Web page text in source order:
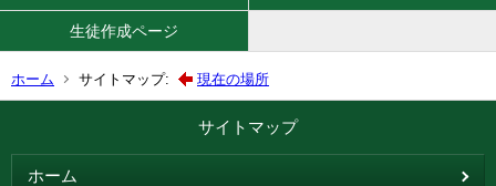
生徒作成ページ
ホーム サイトマップ: 現在の場所
サイトマップ
ホーム